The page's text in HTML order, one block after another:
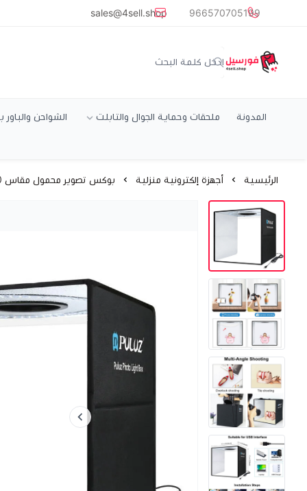
common.titles.skip_to_main_content
966570705199
sales@4sell.shop
متجر فورسيل
المدونة ملحقات وحماية الجوال والتابلت الشواحن والباور
الرئيسية أجهزة إلكترونية منزلية بوكس تصوير محمول مقاس 40 سم قابل للطي لتعديل اضاءة الصور مع 12 خلفية ملونة ماركة بولوز